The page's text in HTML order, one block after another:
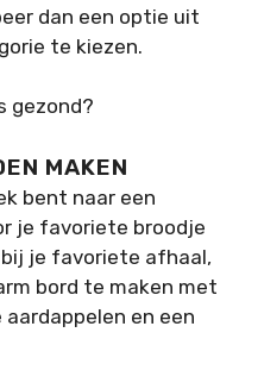
dan een optie uit
te kiezen.
gezond?
MAKEN
bent naar een
je favoriete broodje
je favoriete afhaal,
bord te maken met
en een